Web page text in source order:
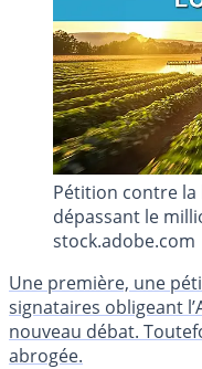
Pétition contre
dépassant le
stock.adobe.com
Une première, une
signataires obligeant
nouveau débat.
abrogée.